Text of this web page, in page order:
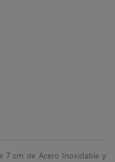
7 cm de Acero Inoxidable y